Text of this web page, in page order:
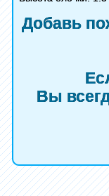
Добавь
Вы